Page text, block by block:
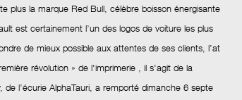
plus la marque Red Bull, célèbre boisson énergisante
est certainement l’un des logos de voiture les plus
de mieux possible aux attentes de ses clients, l’at
révolution » de l'imprimerie , il s'agit de la
l’écurie AlphaTauri, a remporté dimanche 6 septe